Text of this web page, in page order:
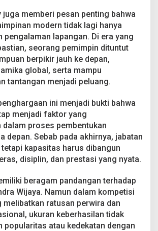
juga memberi pesan penting bahwa
modern tidak lagi hanya
pengalaman lapangan. Di era yang
seorang pemimpin dituntut
berpikir jauh ke depan,
global, serta mampu
tantangan menjadi peluang.
ini menjadi bukti bahwa
menjadi faktor yang
dalam proses pembentukan
depan. Sebab pada akhirnya, jabatan
kapasitas harus dibangun
disiplin, dan prestasi yang nyata.
beragam pandangan terhadap
Wijaya. Namun dalam kompetisi
melibatkan ratusan perwira dan
ukuran keberhasilan tidak
popularitas atau kedekatan dengan